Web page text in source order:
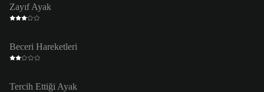
Zayıf Ayak
Beceri Hareketleri
Tercih Ettiği Ayak